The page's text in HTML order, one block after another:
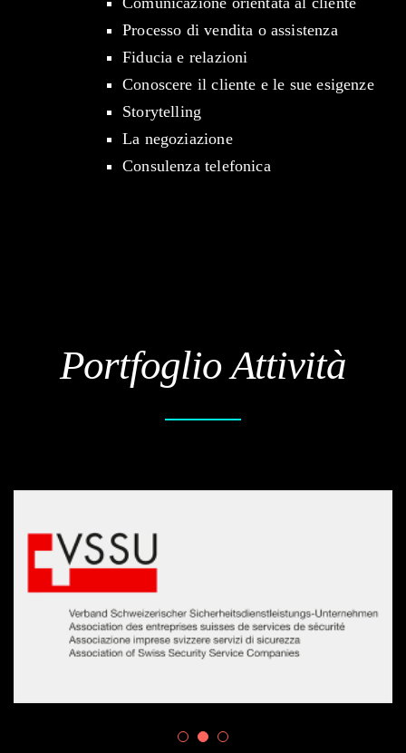
Processo di vendita o assistenza
Fiducia e relazioni
Conoscere il cliente e le sue esigenze
Storytelling
La negoziazione
Consulenza telefonica
Portfoglio Attività